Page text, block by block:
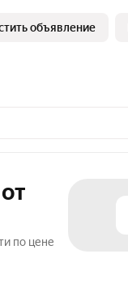
объявление
по цене